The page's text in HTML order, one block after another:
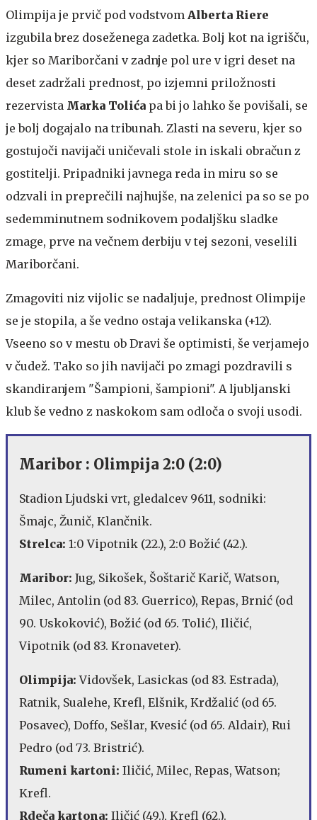
Olimpija je prvič pod vodstvom Alberta Riere
izgubila brez doseženega zadetka. Bolj kot na igrišču,
kjer so Mariborčani v zadnje pol ure v igri deset na
deset zadržali prednost, po izjemni priložnosti
rezervista Marka Tolića pa bi jo lahko še povišali, se
je bolj dogajalo na tribunah. Zlasti na severu, kjer so
gostujoči navijači uničevali stole in iskali obračun z
gostitelji. Pripadniki javnega reda in miru so se
odzvali in preprečili najhujše, na zelenici pa so se po
sedemminutnem sodnikovem podaljšku sladke
zmage, prve na večnem derbiju v tej sezoni, veselili
Mariborčani.
Zmagoviti niz vijolic se nadaljuje, prednost Olimpije
se je stopila, a še vedno ostaja velikanska (+12).
Vseeno so v mestu ob Dravi še optimisti, še verjamejo
v čudež. Tako so jih navijači po zmagi pozdravili s
skandiranjem "Šampioni, šampioni". A ljubljanski
klub še vedno z naskokom sam odloča o svoji usodi.
Maribor : Olimpija 2:0 (2:0)
Stadion Ljudski vrt, gledalcev 9611, sodniki:
Šmajc, Žunič, Klančnik.
Strelca: 1:0 Vipotnik (22.), 2:0 Božić (42.).
Maribor: Jug, Sikošek, Šoštarič Karič, Watson,
Milec, Antolin (od 83. Guerrico), Repas, Brnić (od
90. Uskoković), Božić (od 65. Tolić), Iličić,
Vipotnik (od 83. Kronaveter).
Olimpija: Vidovšek, Lasickas (od 83. Estrada),
Ratnik, Sualehe, Krefl, Elšnik, Krdžalić (od 65.
Posavec), Doffo, Sešlar, Kvesić (od 65. Aldair), Rui
Pedro (od 73. Bristrić).
Rumeni kartoni: Iličić, Milec, Repas, Watson;
Krefl.
Rdeča kartona: Iličić (49.), Krefl (62.).